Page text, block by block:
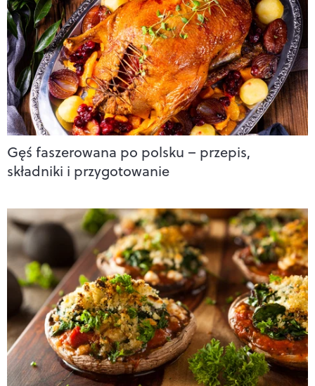
Gęś faszerowana po polsku – przepis,
składniki i przygotowanie